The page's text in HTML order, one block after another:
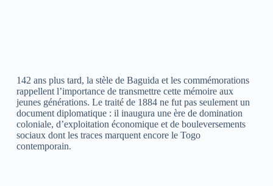
142 ans plus tard, la stèle de Baguida et les commémorations
rappellent l’importance de transmettre cette mémoire aux
jeunes générations. Le traité de 1884 ne fut pas seulement un
document diplomatique : il inaugura une ère de domination
coloniale, d’exploitation économique et de bouleversements
sociaux dont les traces marquent encore le Togo
contemporain.